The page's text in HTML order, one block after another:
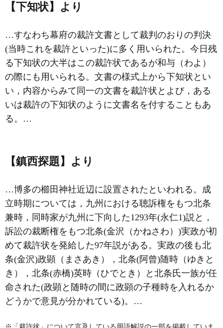
【下知状】より
…すなわち幕府の裁許文書として裁判のおりの判決
(当時これを裁許といった)に多く用いられた。今日残
る下知状の大半はこの裁許状であるが和与 （わよ）
の際にも用いられる。文書の様式上から下知状とい
い，内容からみて同一の文書を裁許状とよび，ある
いは裁許の下知状のように文書名を付することもあ
る。…
【鎮西探題】より
…博多の櫛田神社近辺に設置されたといわれる。成
立時期については，九州における聴訴権をもつ北条
兼時，同時家が九州に下向した1293年(永仁1)説と，
訴訟の裁断権をもつ北条(金沢（かねさわ）)実政が初
めて裁許状を発給した97年説がある。実政の後も北
条(金沢)政顕（まさあき），北条(阿曾)随時（ゆきと
き），北条(赤橋)英時（ひでとき）と北条氏一族が任
命された(政顕と随時の間に政顕の子種時を入れるか
どうかで意見が分かれている)。…
※「裁許状」について言及している用語解説の一部を掲載していま